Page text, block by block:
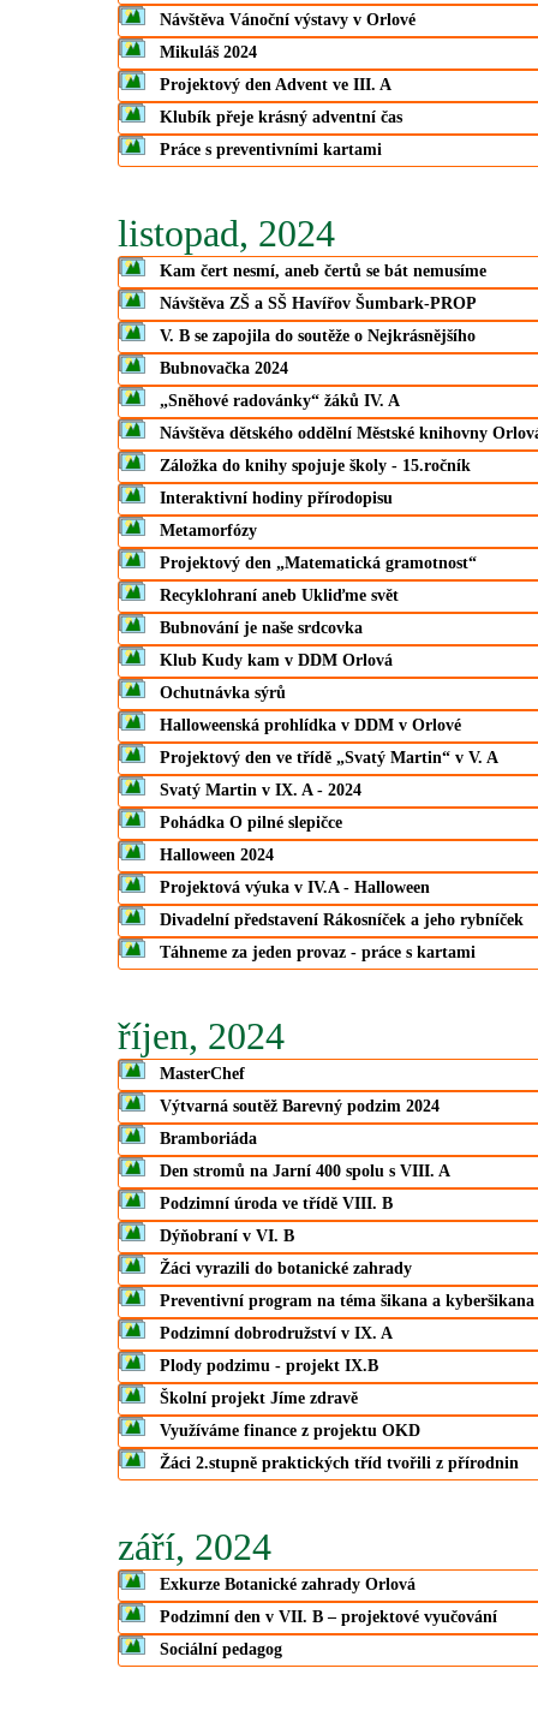
Návštěva Vánoční výstavy v Orlové
Mikuláš 2024
Projektový den Advent ve III. A
Klubík přeje krásný adventní čas
Práce s preventivními kartami
listopad, 2024
Kam čert nesmí, aneb čertů se bát nemusíme
Návštěva ZŠ a SŠ Havířov Šumbark-PROP
V. B se zapojila do soutěže o Nejkrásnějšího
Bubnovačka 2024
„Sněhové radovánky“ žáků IV. A
Návštěva dětského oddělní Městské knihovny
Záložka do knihy spojuje školy - 15.ročník
Interaktivní hodiny přírodopisu
Metamorfózy
Projektový den „Matematická gramotnost“
Recyklohraní aneb Ukliďme svět
Bubnování je naše srdcovka
Klub Kudy kam v DDM Orlová
Ochutnávka sýrů
Halloweenská prohlídka v DDM v Orlové
Projektový den ve třídě „Svatý Martin“ v V. A
Svatý Martin v IX. A - 2024
Pohádka O pilné slepičce
Halloween 2024
Projektová výuka v IV.A - Halloween
Divadelní představení Rákosníček a jeho rybníček
Táhneme za jeden provaz - práce s kartami
říjen, 2024
MasterChef
Výtvarná soutěž Barevný podzim 2024
Bramboriáda
Den stromů na Jarní 400 spolu s VIII. A
Podzimní úroda ve třídě VIII. B
Dýňobraní v VI. B
Žáci vyrazili do botanické zahrady
Preventivní program na téma šikana a kyberšikana
Podzimní dobrodružství v IX. A
Plody podzimu - projekt IX.B
Školní projekt Jíme zdravě
Využíváme finance z projektu OKD
Žáci 2.stupně praktických tříd tvořili z přírodnin
září, 2024
Exkurze Botanické zahrady Orlová
Podzimní den v VII. B – projektové vyučování
Sociální pedagog